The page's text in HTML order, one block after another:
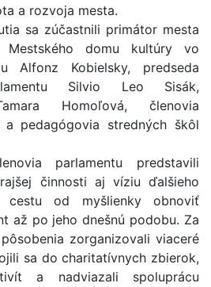
a rozvoja mesta.
sa zúčastnili primátor mesta
domu kultúry vo
Alfonz Kobielsky, predseda
Silvio Leo Sisák,
Homoľová, členovia
a pedagógovia stredných škôl
parlamentu predstavili
činnosti aj víziu ďalšieho
cestu od myšlienky obnoviť
až po jeho dnešnú podobu. Za
zorganizovali viaceré
sa do charitatívnych zbierok,
a nadviazali spoluprácu